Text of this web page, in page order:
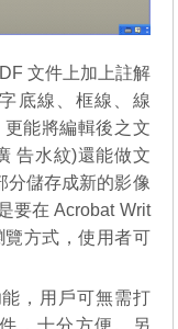
文件上加上註解
底線、框線、線
能將編輯後之文
告水紋)還能做文
分儲存成新的影像
要在 Acrobat Writ
方式，使用者可
，用戶可無需打
，十分方便。另